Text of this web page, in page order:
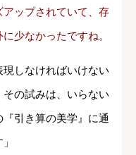
ップされていて、存
少なかったですね。
しなければいけない
の試みは、いらない
引き算の美学』に通